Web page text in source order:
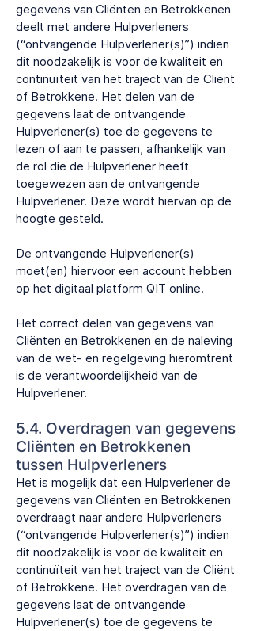
gegevens van Cliënten en Betrokkenen
deelt met andere Hulpverleners
(“ontvangende Hulpverlener(s)”) indien
dit noodzakelijk is voor de kwaliteit en
continuïteit van het traject van de Cliënt
of Betrokkene. Het delen van de
gegevens laat de ontvangende
Hulpverlener(s) toe de gegevens te
lezen of aan te passen, afhankelijk van
de rol die de Hulpverlener heeft
toegewezen aan de ontvangende
Hulpverlener. Deze wordt hiervan op de
hoogte gesteld.
De ontvangende Hulpverlener(s)
moet(en) hiervoor een account hebben
op het digitaal platform QIT online.
Het correct delen van gegevens van
Cliënten en Betrokkenen en de naleving
van de wet- en regelgeving hieromtrent
is de verantwoordelijkheid van de
Hulpverlener.
5.4. Overdragen van gegevens
Cliënten en Betrokkenen
tussen Hulpverleners
Het is mogelijk dat een Hulpverlener de
gegevens van Cliënten en Betrokkenen
overdraagt naar andere Hulpverleners
(“ontvangende Hulpverlener(s)”) indien
dit noodzakelijk is voor de kwaliteit en
continuïteit van het traject van de Cliënt
of Betrokkene. Het overdragen van de
gegevens laat de ontvangende
Hulpverlener(s) toe de gegevens te